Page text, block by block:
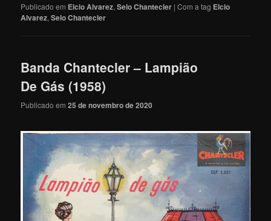
Publicado em Elcio Alvarez,Selo Chantecler |Com a tag Elcio
Alvarez,Selo Chantecler
Banda Chantecler – Lampião
De Gás (1958)
Publicado em25 de novembro de 2020